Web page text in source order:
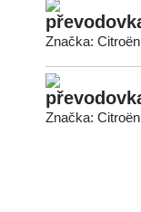
Značka:
Značka: